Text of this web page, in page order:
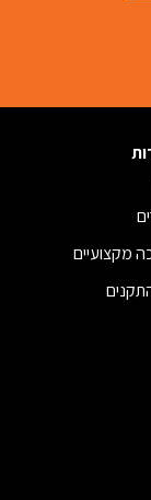
מקצועיים